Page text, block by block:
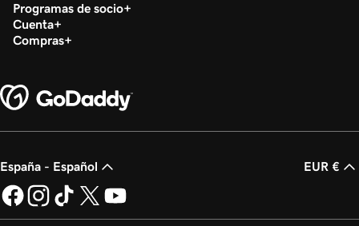
Programas de socio
Cuenta
Compras
España - Español EUR €